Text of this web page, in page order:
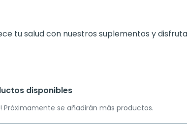
tu salud con nuestros suplementos y
disponibles
Próximamente se añadirán más productos.